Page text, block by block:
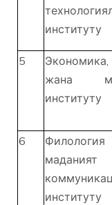
институту
5
жана
институту
6
институту